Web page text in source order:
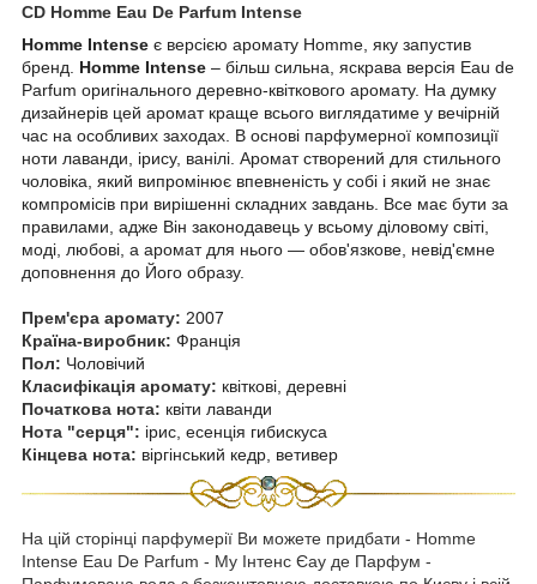
CD Homme Eau De Parfum Intense
Homme Intense є версією аромату Homme, яку запустив
бренд. Homme Intense – більш сильна, яскрава версія Eau de
Parfum оригінального деревно-квіткового аромату. На думку
дизайнерів цей аромат краще всього виглядатиме у вечірній
час на особливих заходах. В основі парфумерної композиції
ноти лаванди, ірису, ванілі. Аромат створений для стильного
чоловіка, який випромінює впевненість у собі і який не знає
компромісів при вирішенні складних завдань. Все має бути за
правилами, адже Він законодавець у всьому діловому світі,
моді, любові, а аромат для нього — обов'язкове, невід'ємне
доповнення до Його образу.
Прем'єра аромату: 2007
Країна-виробник: Франція
Пол: Чоловічий
Класифікація аромату: квіткові, деревні
Початкова нота: квіти лаванди
Нота "серця": ірис, есенція гибискуса
Кінцева нота: віргінський кедр, ветивер
На цій сторінці парфумерії Ви можете придбати - Homme
Intense Eau De Parfum - Му Інтенс Єау де Парфум -